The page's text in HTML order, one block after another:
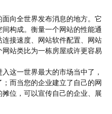
向全世界发布消息的地方。它
构成。衡量一个网站的性能通
接速度、网站软件配置、网站
站类比为一栋房屋或许更容易
这一世界最大的市场当中了，
而当您的企业建立了自己的网
位，可以宣传自己的企业、展